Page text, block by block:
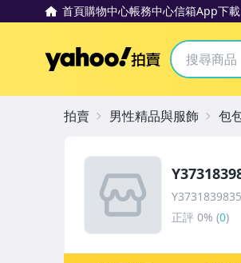
首頁購物中心帳務中心信箱App下載
Yahoo拍賣
Y3731839835
正評 0% (0)
拍賣 男性精品與服飾 包